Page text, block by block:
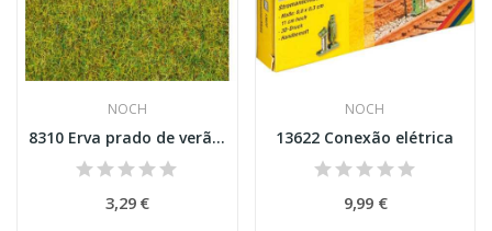
NOCH
8310 Erva prado de verão Scatter Grass "Summer...
3,29 €
NOCH
13622 Conexão elétrica
9,99 €